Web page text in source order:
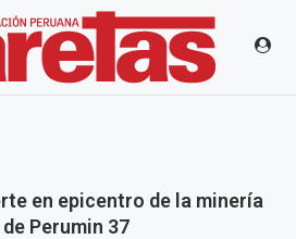
en epicentro de la minería
Perumin 37